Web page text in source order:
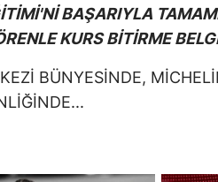
BAŞARIYLA
KURS BİTİRME